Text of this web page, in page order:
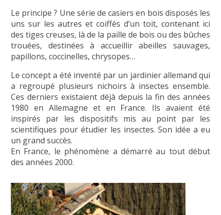
Le principe ? Une série de casiers en bois disposés les
uns sur les autres et coiffés d’un toit, contenant ici
des tiges creuses, là de la paille de bois ou des bûches
trouées, destinées à accueillir abeilles sauvages,
papillons, coccinelles, chrysopes…
Le concept a été inventé par un jardinier allemand qui
a regroupé plusieurs nichoirs à insectes ensemble.
Ces derniers existaient déjà depuis la fin des années
1980 en Allemagne et en France. Ils avaient été
inspirés par les dispositifs mis au point par les
scientifiques pour étudier les insectes. Son idée a eu
un grand succès.
En France, le phénomène a démarré au tout début
des années 2000.